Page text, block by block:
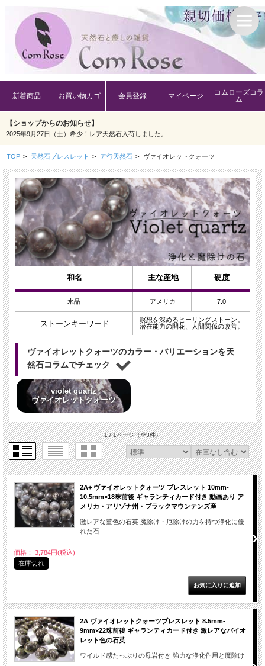
新着商品 お買い物カゴ 会員登録 マイページ
コムローズコラ
ム
【ショップからのお知らせ】
2025年9月27日（土）希少！レア天然石入荷しました。
TOP > 天然石ブレスレット > ア行天然石 > ヴァイオレットクォーツ
和名 主な産地 硬度
水晶 アメリカ 7.0
ストーンキーワード
瞑想を深めるヒーリングストーン。
潜在能力の開花、人間関係の改善。
ヴァイオレットクォーツのカラー・バリエーションを天
然石コラムでチェック
violet quartz
ヴァイオレットクォーツ
1 / 1ページ（全3件）
2A+ ヴァイオレットクォーツ ブレスレット 10mm-
10.5mm×18珠前後 ギャランティカード付き 動画あり ア
メリカ・アリゾナ州・ブラックマウンテンズ産
激レアな菫色の石英 魔除け・厄除けの力を持つ浄化に優
れた石
価格： 3,784円(税込)
在庫切れ
2A ヴァイオレットクォーツブレスレット 8.5mm-
9mm×22珠前後 ギャランティカード付き 激レアなバイオ
レット色の石英
ワイルド感たっぷりの母岩付き 強力な浄化作用と魔除け